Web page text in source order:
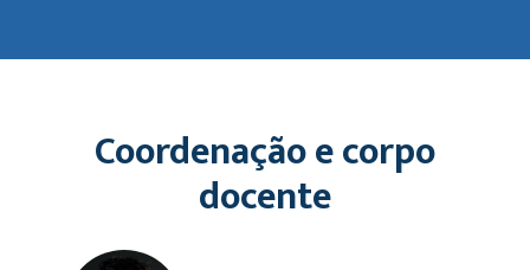
Coordenação e corpo
docente